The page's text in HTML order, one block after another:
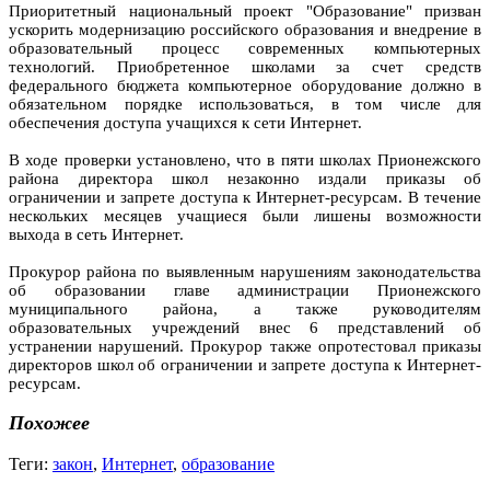
Приоритетный национальный проект "Образование" призван
ускорить модернизацию российского образования и внедрение в
образовательный процесс современных компьютерных
технологий. Приобретенное школами за счет средств
федерального бюджета компьютерное оборудование должно в
обязательном порядке использоваться, в том числе для
обеспечения доступа учащихся к сети Интернет.
В ходе проверки установлено, что в пяти школах Прионежского
района директора школ незаконно издали приказы об
ограничении и запрете доступа к Интернет-ресурсам. В течение
нескольких месяцев учащиеся были лишены возможности
выхода в сеть Интернет.
Прокурор района по выявленным нарушениям законодательства
об образовании главе администрации Прионежского
муниципального района, а также руководителям
образовательных учреждений внес 6 представлений об
устранении нарушений. Прокурор также опротестовал приказы
директоров школ об ограничении и запрете доступа к Интернет-
ресурсам.
Похожее
Теги: закон, Интернет, образование